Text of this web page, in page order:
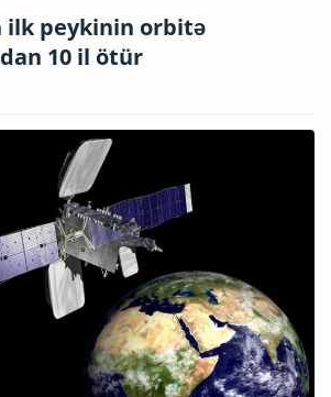
ilk peykinin orbitə
10 il ötür